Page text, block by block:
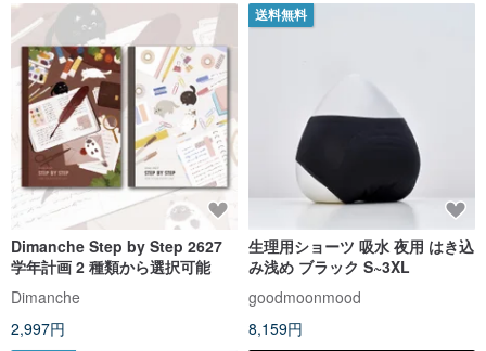
Dimanche Step by Step 2627
学年計画 2 種類から選択可能
Dimanche
2,997円
送料無料
生理用ショーツ 吸水 夜用 はき込
み浅め ブラック S~3XL
goodmoonmood
8,159円